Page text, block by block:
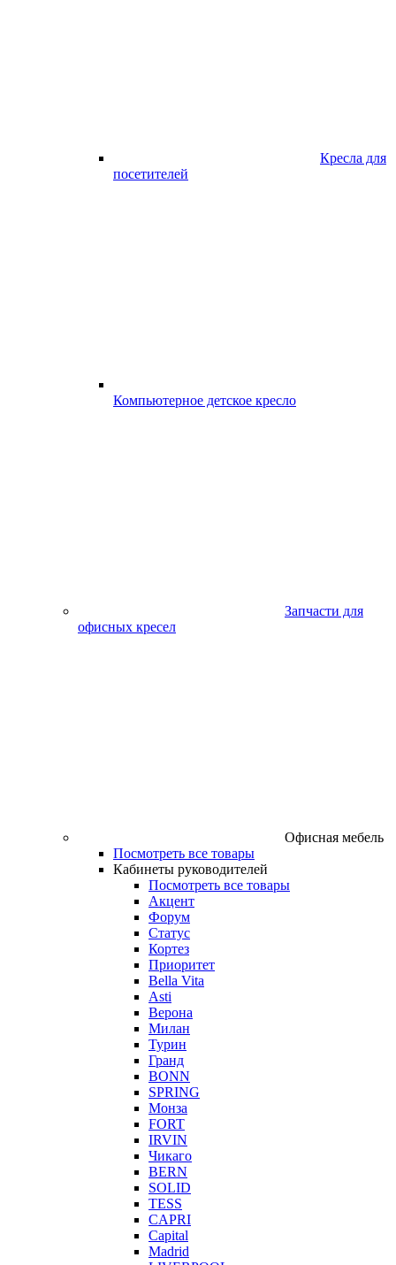
Кресла для
посетителей
Компьютерное детское кресло
Запчасти для
офисных кресел
Офисная мебель
Посмотреть все товары
Кабинеты руководителей
Посмотреть все товары
Акцент
Форум
Статус
Кортез
Приоритет
Bella Vita
Asti
Верона
Милан
Турин
Гранд
BONN
SPRING
Монза
FORT
IRVIN
Чикаго
BERN
SOLID
TESS
CAPRI
Capital
Madrid